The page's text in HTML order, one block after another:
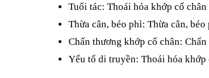
Tuổi tác: Thoái hóa khớp cổ
Thừa cân, béo phì: Thừa cân,
Chấn thương khớp cổ chân:
Yếu tố di truyền: Thoái hóa